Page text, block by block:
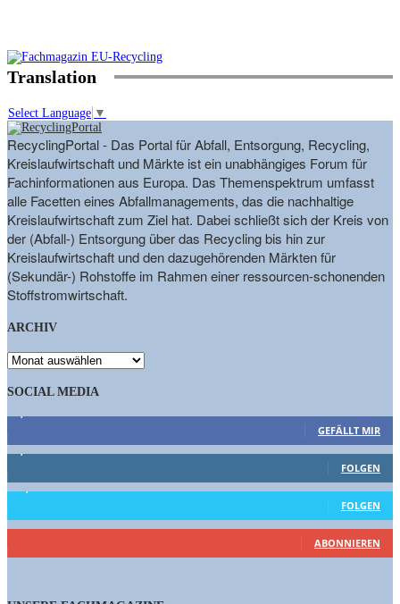
Translation
Select Language ▼
RecyclingPortal - Das Portal für Abfall, Entsorgung, Recycling,
Kreislaufwirtschaft und Märkte ist ein unabhängiges Forum für
Fachinformationen aus Europa. Das Themenspektrum umfasst
alle Facetten eines Abfallmanagements, das die nachhaltige
Kreislaufwirtschaft zum Ziel hat. Dabei schließt sich der Kreis von
der (Abfall-) Entsorgung über das Recycling bis hin zur
Kreislaufwirtschaft und den dazugehörenden Märkten für
(Sekundär-) Rohstoffe im Rahmen einer ressourcen-schonenden
Stoffstromwirtschaft.
ARCHIV
ARCHIV
SOCIAL MEDIA
GEFÄLLT MIR
1,662 Follower
FOLGEN
15,658 Follower
FOLGEN
460 Abonnenten
ABONNIEREN